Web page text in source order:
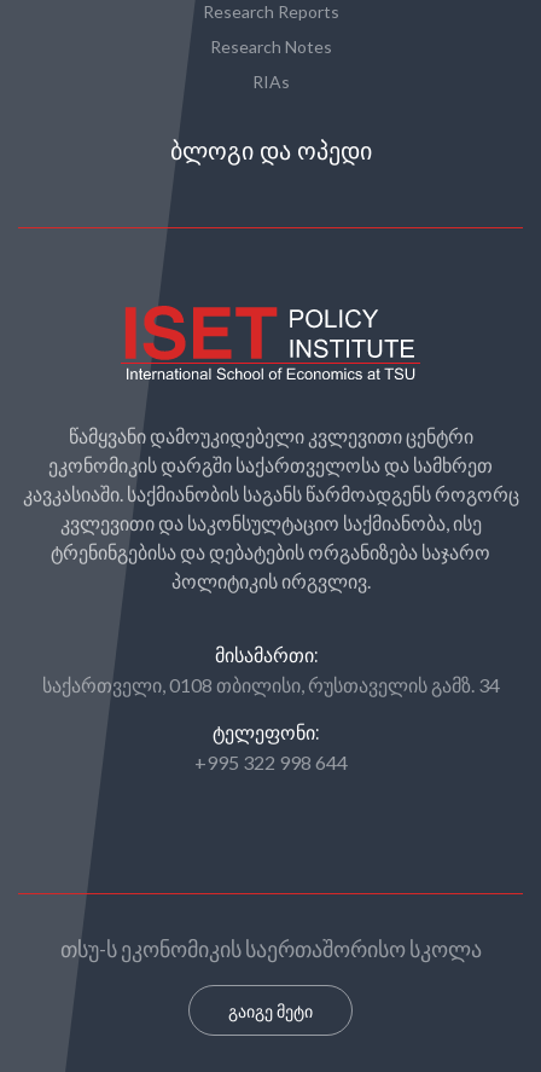
Research Reports
Research Notes
RIAs
ᲑᲚᲝᲒᲘ ᲓᲐ ᲝᲞᲔᲓᲘ
წამყვანი დამოუკიდებელი კვლევითი ცენტრი
ეკონომიკის დარგში საქართველოსა და სამხრეთ
კავკასიაში. საქმიანობის საგანს წარმოადგენს როგორც
კვლევითი და საკონსულტაციო საქმიანობა, ისე
ტრენინგებისა და დებატების ორგანიზება საჯარო
პოლიტიკის ირგვლივ.
ᲛᲘᲡᲐᲛᲐᲠᲗᲘ:
საქართველი, 0108 თბილისი, რუსთაველის გამზ. 34
ᲢᲔᲚᲔᲤᲝᲜᲘ:
+995 322 998 644
თსუ-ს ეკონომიკის საერთაშორისო სკოლა
გაიგე მეტი